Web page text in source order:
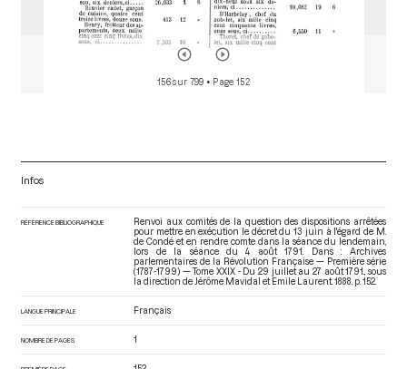
156 sur 799 • Page 152
Infos
RÉFÉRENCE BIBLIOGRAPHIQUE
Renvoi aux comités de la question des dispositions arrêtées
pour mettre en exécution le décret du 13 juin à l'égard de M.
de Condé et en rendre comte dans la séance du lendemain,
lors de la séance du 4 août 1791. Dans : Archives
parlementaires de la Révolution Française — Première série
(1787-1799) — Tome XXIX - Du 29 juillet au 27 août 1791.
, sous
la direction de Jérôme Mavidal et Emile Laurent. 1888. p. 152.
LANGUE PRINCIPALE Français
NOMBRE DE PAGES 1